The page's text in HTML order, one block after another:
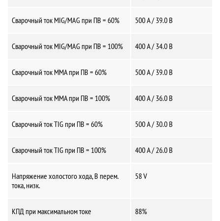
Сварочный ток MIG/MAG при ПВ = 60% 500 A / 39.0 В
Сварочный ток MIG/MAG при ПВ = 100% 400 A / 34.0 В
Сварочный ток MMA при ПВ = 60% 500 A / 39.0 В
Сварочный ток MMA при ПВ = 100% 400 A / 36.0 В
Сварочный ток TIG при ПВ = 60% 500 A / 30.0 В
Сварочный ток TIG при ПВ = 100% 400 A / 26.0 В
Напряжение холостого хода, В перем.
тока, низк.
58 V
КПД при максимальном токе 88%